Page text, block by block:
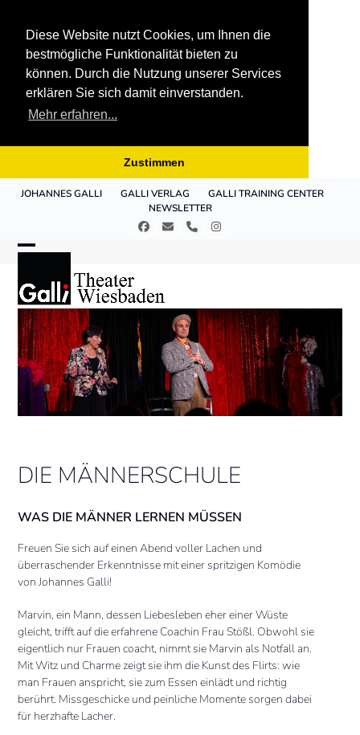
Diese Website nutzt Cookies, um Ihnen die
bestmögliche Funktionalität bieten zu
können. Durch die Nutzung unserer Services
erklären Sie sich damit einverstanden.
Mehr erfahren...
Zustimmen
JOHANNES GALLI GALLI VERLAG
GALLI TRAINING CENTER
NEWSLETTER
Facebook
E- TelefonInstagram
mobile
menu
mobile
menu
DIE MÄNNERSCHULE
WAS DIE MÄNNER LERNEN MÜSSEN
Freuen Sie sich auf einen Abend voller Lachen und
überraschender Erkenntnisse mit einer spritzigen Komödie
von Johannes Galli!
Marvin, ein Mann, dessen Liebesleben eher einer Wüste
gleicht, trifft auf die erfahrene Coachin Frau Stößl. Obwohl sie
eigentlich nur Frauen coacht, nimmt sie Marvin als Notfall an.
Mit Witz und Charme zeigt sie ihm die Kunst des Flirts: wie
man Frauen anspricht, sie zum Essen einlädt und richtig
berührt. Missgeschicke und peinliche Momente sorgen dabei
für herzhafte Lacher.